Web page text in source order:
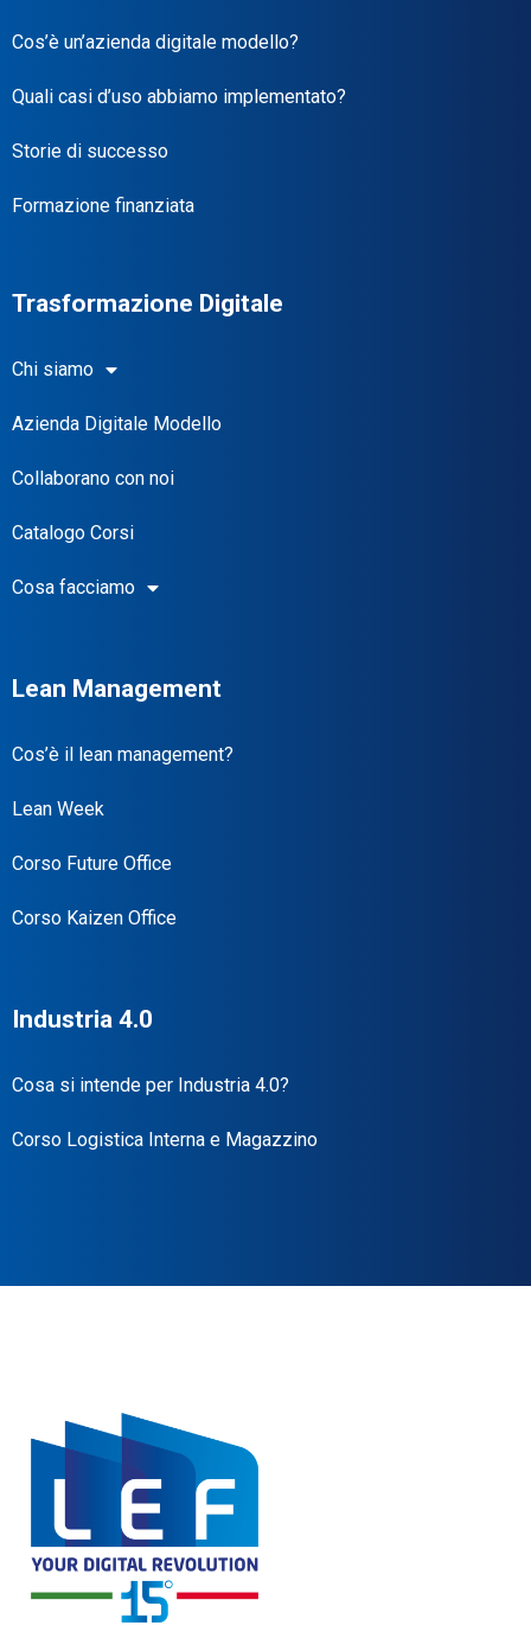
Cos’è un’azienda digitale modello?
Quali casi d’uso abbiamo implementato?
Storie di successo
Formazione finanziata
Trasformazione Digitale
Chi siamo
Azienda Digitale Modello
Collaborano con noi
Catalogo Corsi
Cosa facciamo
Lean Management
Cos’è il lean management?
Lean Week
Corso Future Office
Corso Kaizen Office
Industria 4.0
Cosa si intende per Industria 4.0?
Corso Logistica Interna e Magazzino